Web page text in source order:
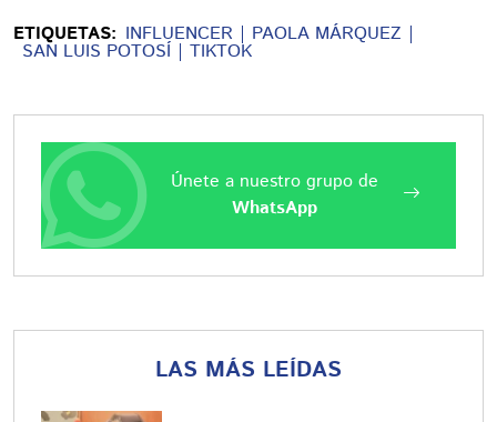
ETIQUETAS: INFLUENCER PAOLA MÁRQUEZ
SAN LUIS POTOSÍ TIKTOK
Únete a nuestro grupo de
WhatsApp
LAS MÁS LEÍDAS